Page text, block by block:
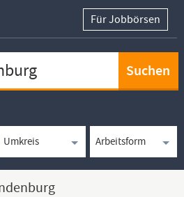
Für Jobbörsen